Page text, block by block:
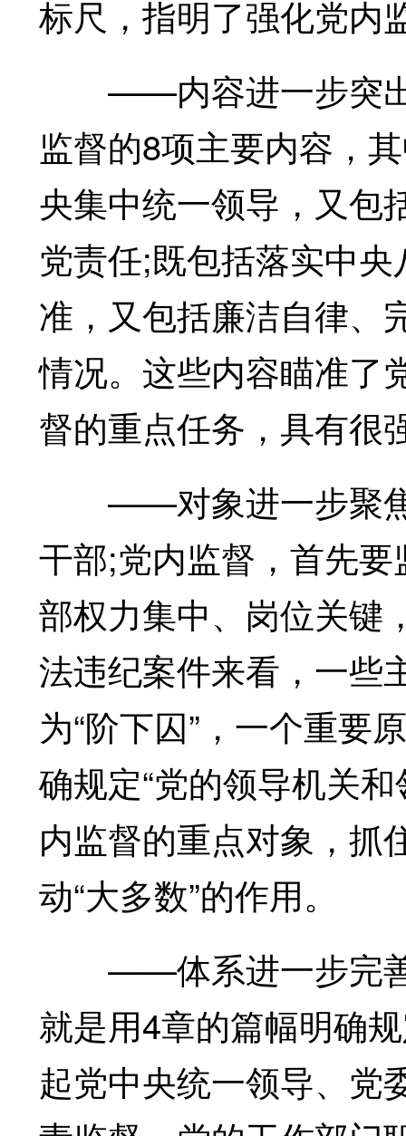
标尺，指明了强化党内
——内容进一步突出
监督的8项主要内容，
央集中统一领导，又包
党责任;既包括落实中
准，又包括廉洁自律、
情况。这些内容瞄准了
督的重点任务，具有很
——对象进一步聚焦
干部;党内监督，首先
部权力集中、岗位关键
法违纪案件来看，一些
为“阶下囚”，一个重要
确规定“党的领导机关
内监督的重点对象，抓
动“大多数”的作用。
——体系进一步完善
就是用4章的篇幅明确
起党中央统一领导、党